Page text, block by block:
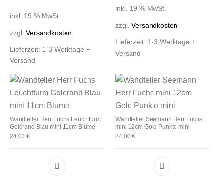
inkl. 19 % MwSt.
zzgl.Versandkosten
Lieferzeit: 1-3 Werktage +
Versand
inkl. 19 % MwSt.
zzgl. Versandkosten
Lieferzeit: 1-3 Werktage +
Versand
Wandteller Herr Fuchs Leuchtturm
Goldrand Blau mini 11cm Blume
24,00€
Wandteller Seemann Herr Fuchs
mini 12cm Gold Punkte mini
24,00 €